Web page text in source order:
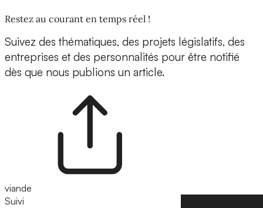
Restez au courant en temps réel !
Suivez des thématiques, des projets législatifs, des
entreprises et des personnalités pour être notifié
dès que nous publions un article.
viande
Suivi